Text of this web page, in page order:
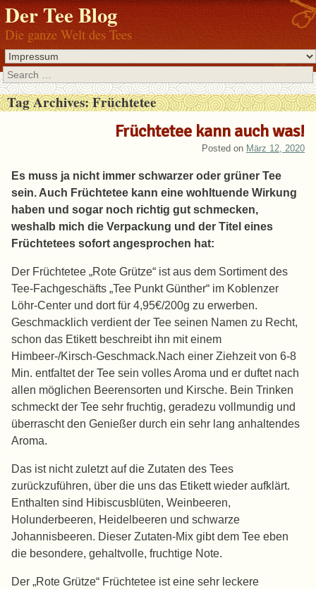
Der Tee Blog
Die ganze Welt des Tees
Search
Tag Archives:Früchtetee
Früchtetee kann auch was!
Posted on März 12, 2020
Es muss ja nicht immer schwarzer oder grüner Tee
sein. Auch Früchtetee kann eine wohltuende Wirkung
haben und sogar noch richtig gut schmecken,
weshalb mich die Verpackung und der Titel eines
Früchtetees sofort angesprochen hat:
Der Früchtetee „Rote Grütze“ ist aus dem Sortiment des
Tee-Fachgeschäfts „Tee Punkt Günther“ im Koblenzer
Löhr-Center und dort für 4,95€/200g zu erwerben.
Geschmacklich verdient der Tee seinen Namen zu Recht,
schon das Etikett beschreibt ihn mit einem
Himbeer-/Kirsch-Geschmack.Nach einer Ziehzeit von 6-8
Min. entfaltet der Tee sein volles Aroma und er duftet nach
allen möglichen Beerensorten und Kirsche. Bein Trinken
schmeckt der Tee sehr fruchtig, geradezu vollmundig und
überrascht den Genießer durch ein sehr lang anhaltendes
Aroma.
Das ist nicht zuletzt auf die Zutaten des Tees
zurückzuführen, über die uns das Etikett wieder aufklärt.
Enthalten sind Hibiscusblüten, Weinbeeren,
Holunderbeeren, Heidelbeeren und schwarze
Johannisbeeren. Dieser Zutaten-Mix gibt dem Tee eben
die besondere, gehaltvolle, fruchtige Note.
Der „Rote Grütze“ Früchtetee ist eine sehr leckere